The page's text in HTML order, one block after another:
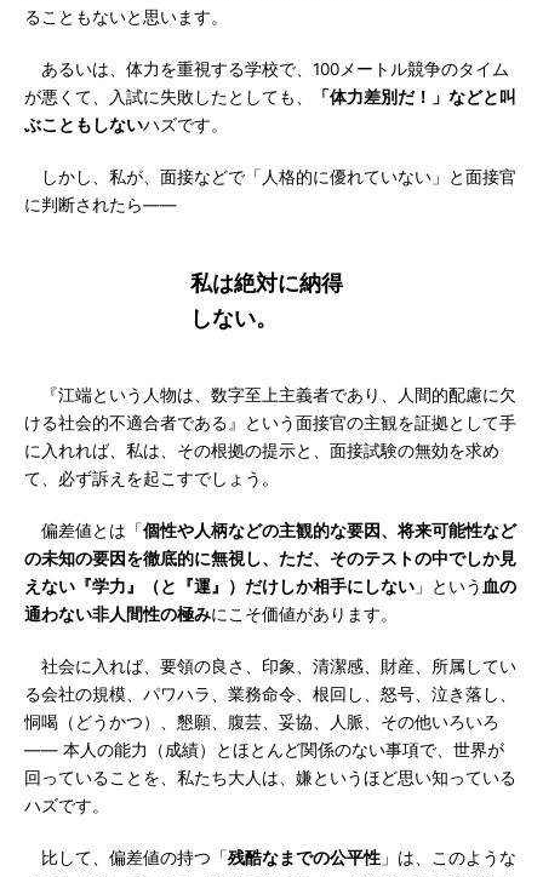
ることもないと思います。
あるいは、体力を重視する学校で、100メートル競争のタイム
が悪くて、入試に失敗したとしても、
「体力差別だ！」などと叫
ぶこともしないハズです。
しかし、私が、面接などで「人格的に優れていない」と面接官
に判断されたら――
私は絶対に納得
しない。
『江端という人物は、数字至上主義者であり、人間的配慮に欠
ける社会的不適合者である』という面接官の主観を証拠として手
に入れれば、私は、その根拠の提示と、面接試験の無効を求め
て、必ず訴えを起こすでしょう。
偏差値とは「個性や人柄などの主観的な要因、将来可能性など
の未知の要因を徹底的に無視し、ただ、そのテストの中でしか見
えない『学力』（と『運』）だけしか相手にしない 」という 血の
通わない非人間性の極みにこそ価値があります。
社会に入れば、要領の良さ、印象、清潔感、財産、所属してい
る会社の規模、パワハラ、業務命令、根回し、怒号、泣き落し、
恫喝（どうかつ）、懇願、腹芸、妥協、人脈、その他いろいろ
―― 本人の能力（成績）とほとんど関係のない事項で、世界が
回っていることを、私たち大人は、嫌というほど思い知っている
ハズです。
比して、偏差値の持つ「残酷なまでの公平性 」は、このような